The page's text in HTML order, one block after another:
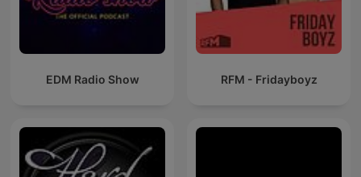
EDM Radio Show RFM - Fridayboyz